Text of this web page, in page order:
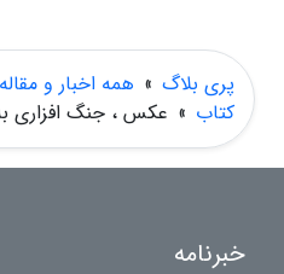
پری بلاگ » همه اخبار و
کتاب » عکس ، جنگ افزاری
خبرنامه